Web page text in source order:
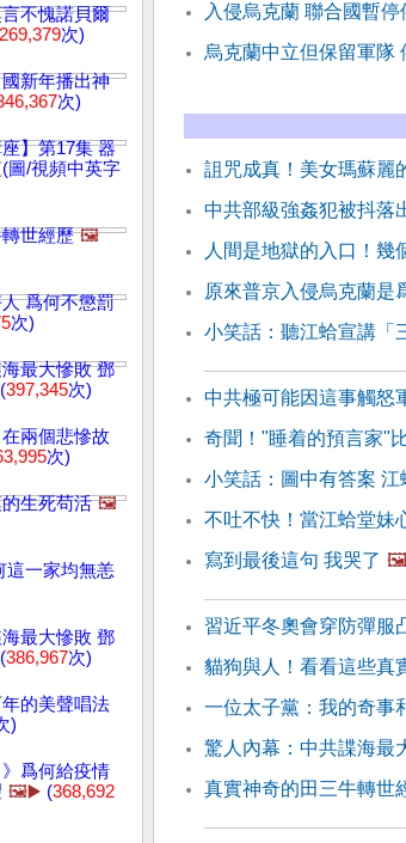
不愧諾貝爾
次)
新年播出神
次)
】第17集 器
圖/視頻中英字
世經歷 🖼️
爲何不懲罰
次)
最大慘敗 鄧
(397,345次)
兩個悲慘故
次)
生死苟活 🖼️
這一家均無恙
最大慘敗 鄧
(386,967次)
的美聲唱法
)
爲何給疫情
🖼️▶️ (368,692
入侵烏克蘭 聯合國暫
烏克蘭中立但保留軍隊
詛咒成真！美女瑪蘇麗
中共部級強姦犯被抖落
人間是地獄的入口！幾
原來普京入侵烏克蘭是
小笑話：聽江蛤宣講「
中共極可能因這事觸怒
奇聞！"睡着的預言家"
小笑話：圖中有答案 江
不吐不快！當江蛤堂妹
寫到最後這句 我哭了 🖼️
習近平冬奧會穿防彈服
貓狗與人！看看這些真
一位太子黨：我的奇事
驚人內幕：中共諜海最
真實神奇的田三牛轉世